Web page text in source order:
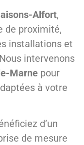
Alfort,
de proximité,
installations et
intervenons
Marne pour
à votre
d’un
de mesure